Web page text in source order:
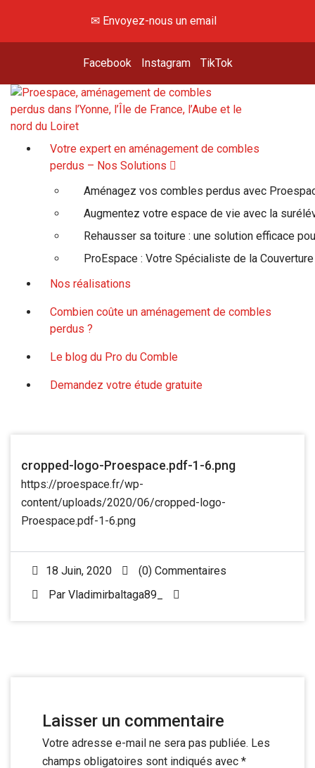
contenu
✉ Envoyez-nous un email
Facebook Instagram TikTok
Hey, viens voir là-haut !
Votre expert en aménagement de combles
perdus – Nos Solutions
Aménagez vos combles perdus avec
Augmentez votre espace de vie avec la
Rehausser sa toiture : une solution efficace
ProEspace : Votre Spécialiste de la Couverture
Nos réalisations
Combien coûte un aménagement de combles
perdus ?
Le blog du Pro du Comble
Demandez votre étude gratuite
cropped-logo-Proespace.pdf-1-6.png
https://proespace.fr/wp-
content/uploads/2020/06/cropped-logo-
Proespace.pdf-1-6.png
18 Juin, 2020
(0) Commentaires
Par Vladimirbaltaga89_
Laisser un commentaire
Votre adresse e-mail ne sera pas publiée. Les
champs obligatoires sont indiqués avec *